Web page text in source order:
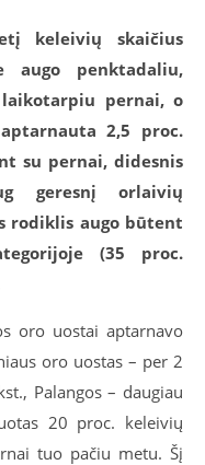
keleivių skaičius
augo penktadaliu,
pernai, o
2,5 proc.
su pernai, didesnis
geresnį orlaivių
rodiklis augo būtent
(35 proc.
oro uostai aptarnavo
oro uostas – per 2
Palangos – daugiau
20 proc. keleivių
tuo pačiu metu. Šį